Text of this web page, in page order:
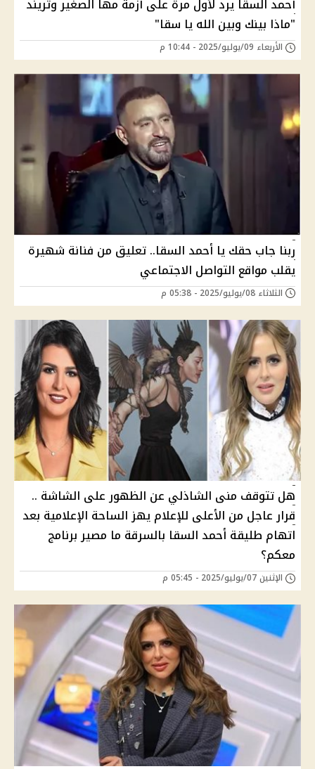
أحمد السقا يرد لأول مرة على أزمة مها الصغير وتريند
"ماذا بينك وبين الله يا سقا"
الأربعاء 09/يوليو/2025 - 10:44 م
ربنا جاب حقك يا أحمد السقا.. تعليق من فنانة شهيرة
يقلب مواقع التواصل الاجتماعي
الثلاثاء 08/يوليو/2025 - 05:38 م
هل تتوقف منى الشاذلي عن الظهور على الشاشة ..
قرار عاجل من الأعلى للإعلام يهز الساحة الإعلامية بعد
اتهام طليقة أحمد السقا بالسرقة ما مصير برنامج
معكم؟
الإثنين 07/يوليو/2025 - 05:45 م